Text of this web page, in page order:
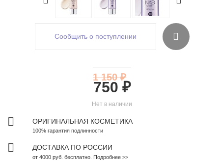
Сообщить о поступлении
Нет в наличии
750 ₽
1 150 ₽
ОРИГИНАЛЬНАЯ КОСМЕТИКА
100% гарантия подлинности
ДОСТАВКА ПО РОССИИ
от 4000 руб. бесплатно. Подробнее >>